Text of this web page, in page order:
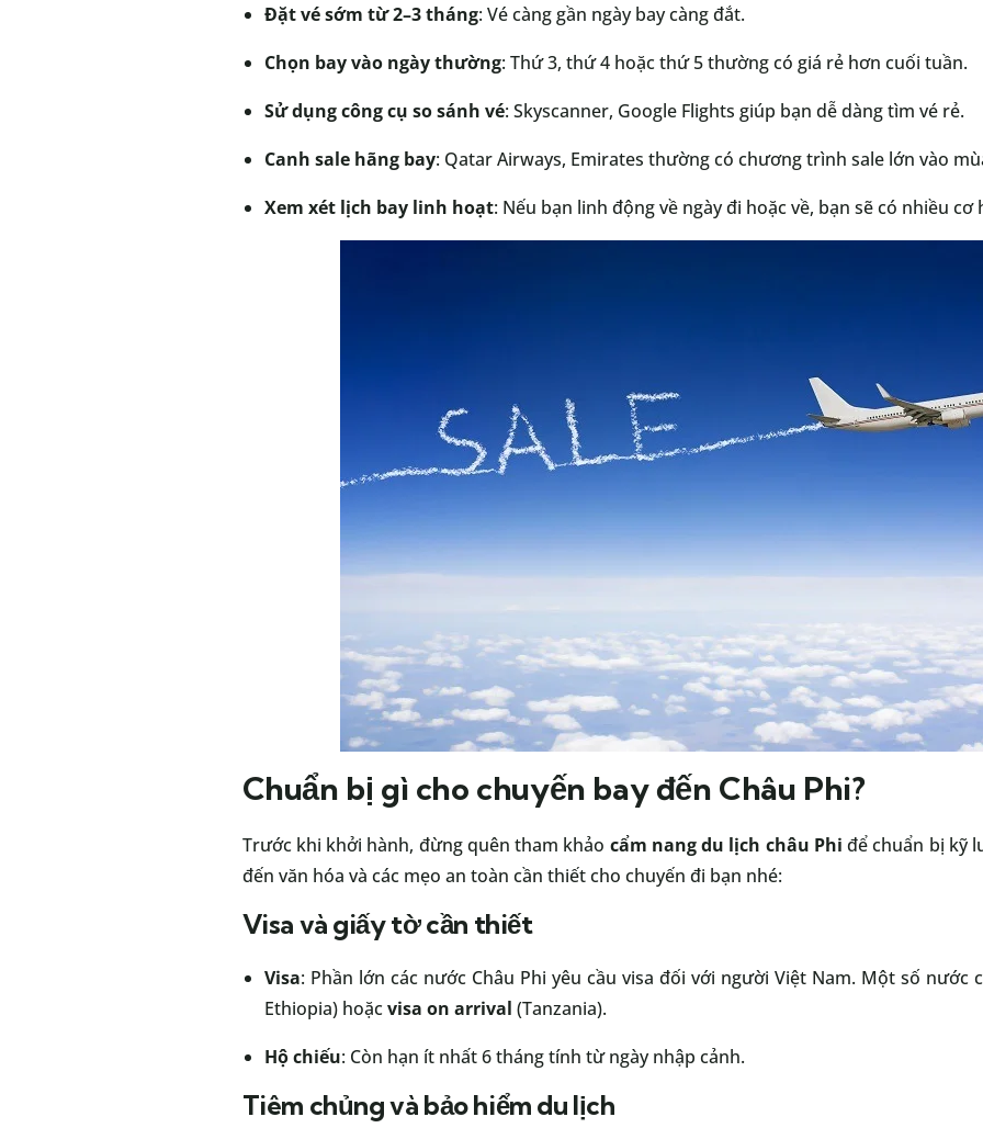
Đặt vé sớm từ 2–3 tháng: Vé càng gần ngày bay càng đắt.
Chọn bay vào ngày thường: Thứ 3, thứ 4 hoặc thứ 5 thường có giá rẻ hơn cuối tuần.
Sử dụng công cụ so sánh vé: Skyscanner, Google Flights giúp bạn dễ dàng tìm vé rẻ.
Canh sale hãng bay: Qatar Airways, Emirates thường có chương trình sale lớn vào
Xem xét lịch bay linh hoạt: Nếu bạn linh động về ngày đi hoặc về, bạn sẽ có nhiều
Chuẩn bị gì cho chuyến bay đến Châu Phi?
Trước khi khởi hành, đừng quên tham khảo cẩm nang du lịch châu Phi để chuẩn bị kỹ
đến văn hóa và các mẹo an toàn cần thiết cho chuyến đi bạn nhé:
Visa và giấy tờ cần thiết
Visa: Phần lớn các nước Châu Phi yêu cầu visa đối với người Việt Nam. Một số nước
Ethiopia) hoặcvisa on arrival (Tanzania).
Hộ chiếu: Còn hạn ít nhất 6 tháng tính từ ngày nhập cảnh.
Tiêm chủng và bảo hiểm du lịch